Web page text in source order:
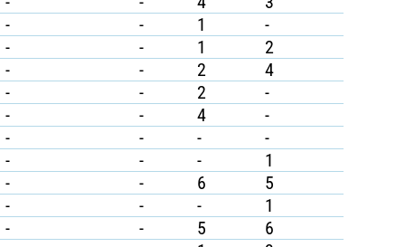
-
- 1
-
-
- 1
2
-
- 2
4
-
- 2
-
-
- 4
-
-
- -
-
-
- -
1
-
- 6
5
-
- -
1
-
- 5
6